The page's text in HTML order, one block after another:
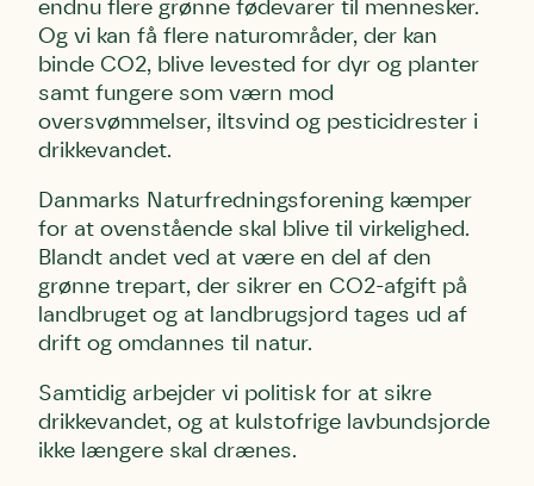
endnu flere grønne fødevarer til mennesker.
Og vi kan få flere naturområder, der kan
binde CO2, blive levested for dyr og planter
samt fungere som værn mod
oversvømmelser, iltsvind og pesticidrester i
drikkevandet.
Danmarks Naturfredningsforening kæmper
for at ovenstående skal blive til virkelighed.
Blandt andet ved at være en del af den
grønne trepart, der sikrer en CO2-afgift på
landbruget og at landbrugsjord tages ud af
drift og omdannes til natur.
Samtidig arbejder vi politisk for at sikre
drikkevandet, og at kulstofrige lavbundsjorde
ikke længere skal drænes.